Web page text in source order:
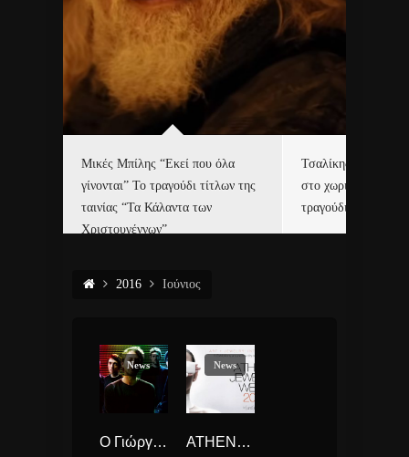
Μικές Μπίλης “Εκεί που όλα
γίνονται” Το τραγούδι τίτλων της
ταινίας “Τα Κάλαντα των
Χριστουγέννων”
Τσαλίκης,
στο χωριό του Άι
τραγούδι και video
2016 Ιούνιος
News
Ο Γιώργος Λάνθιμος σκηνοθετεί τους Radiohead
News
ATHENS JEWELRY WEEK Τέχνη + Κόσμημα : Τεμνόμενοι χώροι (με χορηγό επικοινωνίας τον asteraRadio)